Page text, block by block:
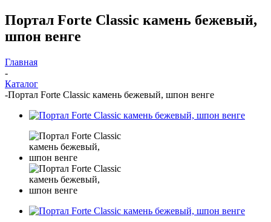
Портал Forte Classic камень бежевый,
шпон венге
Главная
-
Каталог
-Портал Forte Classic камень бежевый, шпон венге